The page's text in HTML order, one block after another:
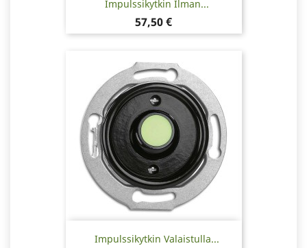
Impulssikytkin Ilman...
Hinta
57,50 €
Impulssikytkin Valaistulla...